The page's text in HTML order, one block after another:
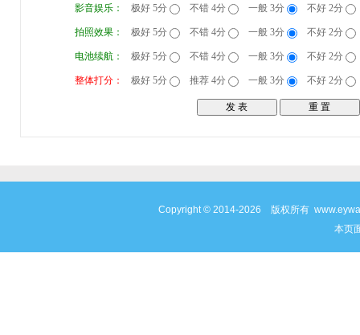
影音娱乐： 极好 5分 不错 4分 一般 3分 不好 2分
拍照效果： 极好 5分 不错 4分 一般 3分 不好 2分
电池续航： 极好 5分 不错 4分 一般 3分 不好 2分
整体打分： 极好 5分 推荐 4分 一般 3分 不好 2分
Copyright © 2014-2026 版权所有
本页